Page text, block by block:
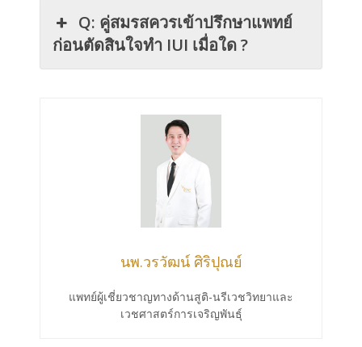
Q: คู่สมรสควรเข้าปรึกษาแพทย์
ก่อนตัดสินใจทำ IUI เมื่อใด ?
นพ.วรวัฒน์ ศิริปุณย์
แพทย์ผู้เชี่ยวชาญทางด้านสูติ-นรีเวชวิทยาและ
เวชศาสตร์การเจริญพันธุ์